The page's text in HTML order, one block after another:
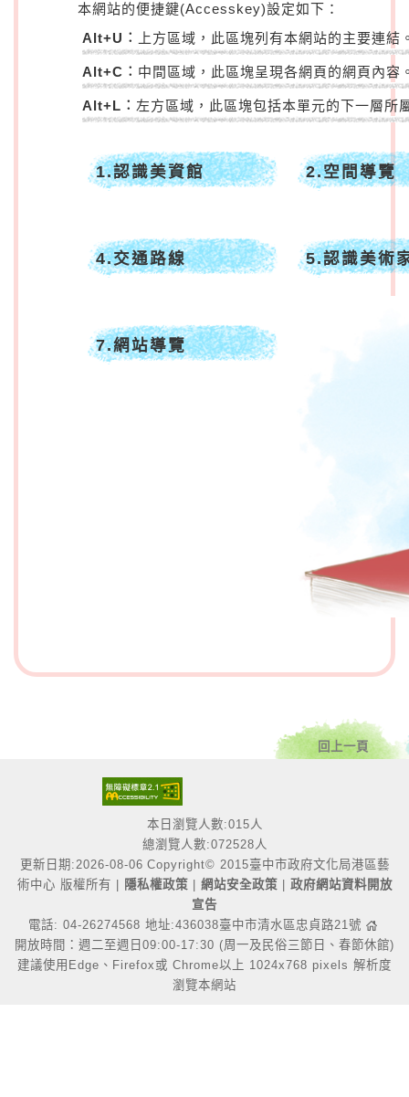
本網站的便捷鍵(Accesskey)設定如下：
Alt+U︰
上方區域，此區塊列有本網站的主要連結
Alt+C︰ 中間區域，此區塊呈現各網頁的網頁內容
Alt+L︰ 左方區域，此區塊包括本單元的下一層所
1.認識美資館 2.空間導覽
4.交通路線 5.認識美術
7.網站導覽
回上一頁
本日瀏覽人數:015人
總瀏覽人數:072528人
更新日期:2026-08-06 Copyright© 2015臺中市政府文化局港區藝
術中心 版權所有 |
隱私權政策 網站安全政策
政府網站資料開放
宣告
電話: 04-26274568 地址:436038臺中市清水區忠貞路21號
開放時間：週二至週日09:00-17:30 (周一及民俗三節日、春節休館)
建議使用Edge、Firefox或 Chrome以上 1024x768 pixels 解析度
瀏覽本網站